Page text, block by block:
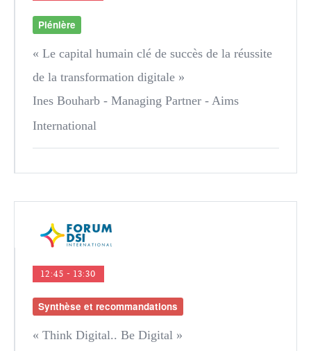
Plénière
« Le capital humain clé de succès de la réussite
de la transformation digitale »
Ines Bouharb - Managing Partner - Aims
International
12:45 - 13:30
Synthèse et recommandations
« Think Digital.. Be Digital »